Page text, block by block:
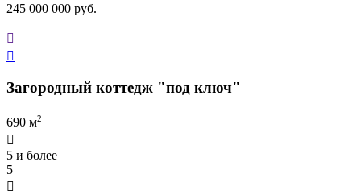
245 000 000 руб.


Загородный коттедж "под ключ"
690 м2

5 и более
5
